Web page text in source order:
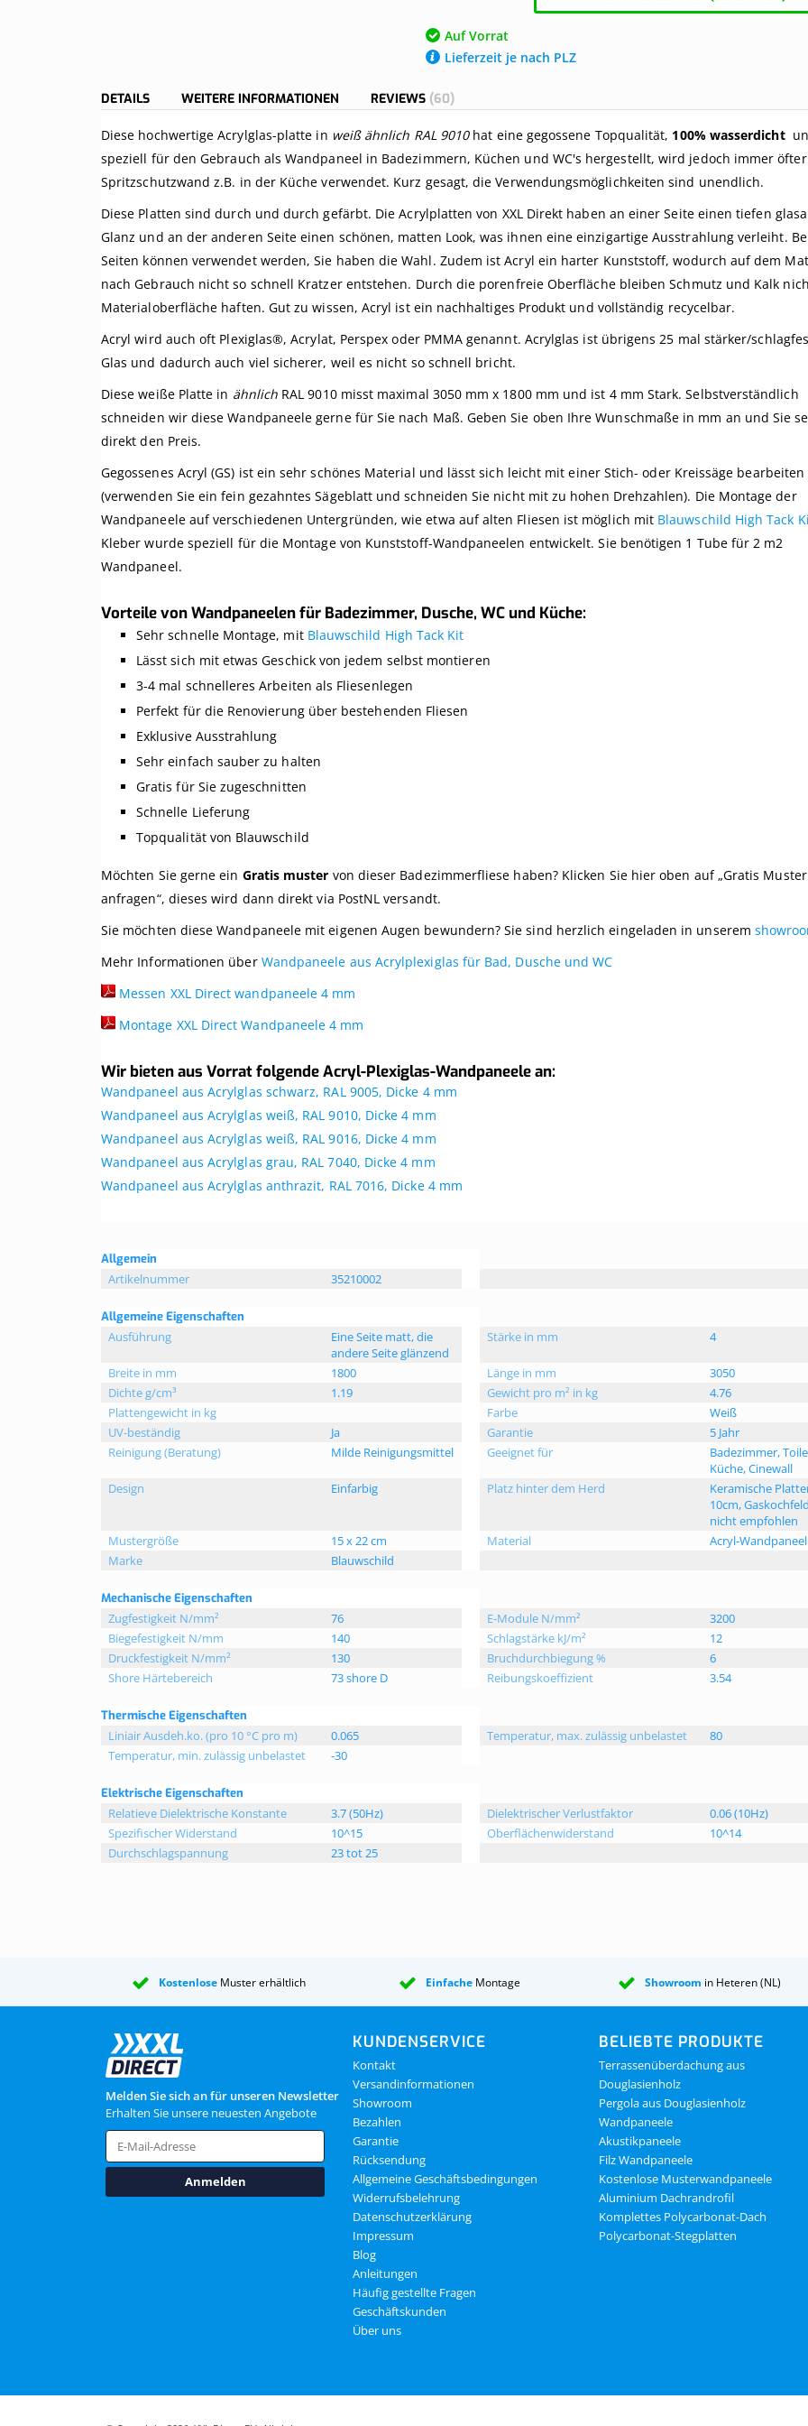
Auf Vorrat
Lieferzeit je nach PLZ
DETAILS WEITERE INFORMATIONEN REVIEWS 60
Diese hochwertige Acrylglas-platte in weiß ähnlich RAL 9010hat eine gegossene Topqualität, 100% wasserdicht
speziell für den Gebrauch als Wandpaneel in Badezimmern, Küchen und WC's hergestellt, wird jedoch immer
Spritzschutzwand z.B. in der Küche verwendet. Kurz gesagt, die Verwendungsmöglichkeiten sind unendlich.
Diese Platten sind durch und durch gefärbt. Die Acrylplatten von XXL Direkt haben an einer Seite einen tiefen
Glanz und an der anderen Seite einen schönen, matten Look, was ihnen eine einzigartige Ausstrahlung verleiht.
Seiten können verwendet werden, Sie haben die Wahl. Zudem ist Acryl ein harter Kunststoff, wodurch auf dem
nach Gebrauch nicht so schnell Kratzer entstehen. Durch die porenfreie Oberfläche bleiben Schmutz und Kalk
Materialoberfläche haften. Gut zu wissen, Acryl ist ein nachhaltiges Produkt und vollständig recycelbar.
Acryl wird auch oft Plexiglas®, Acrylat, Perspex oder PMMA genannt. Acrylglas ist übrigens 25 mal stärker/
Glas und dadurch auch viel sicherer, weil es nicht so schnell bricht.
Diese weiße Platte in ähnlich RAL 9010 misst maximal 3050 mm x 1800 mm und ist 4 mm Stark. Selbstverständlich
schneiden wir diese Wandpaneele gerne für Sie nach Maß. Geben Sie oben Ihre Wunschmaße in mm an und Sie
direkt den Preis.
Gegossenes Acryl (GS) ist ein sehr schönes Material und lässt sich leicht mit einer Stich- oder Kreissäge bearbeiten
(verwenden Sie ein fein gezahntes Sägeblatt und schneiden Sie nicht mit zu hohen Drehzahlen). Die Montage der
Wandpaneele auf verschiedenen Untergründen, wie etwa auf alten Fliesen ist möglich mit Blauwschild High Tack
Kleber wurde speziell für die Montage von Kunststoff-Wandpaneelen entwickelt. Sie benötigen 1 Tube für 2 m2
Wandpaneel.
Vorteile von Wandpaneelen für Badezimmer, Dusche, WC und Küche:
Sehr schnelle Montage, mit Blauwschild High Tack Kit
Lässt sich mit etwas Geschick von jedem selbst montieren
3-4 mal schnelleres Arbeiten als Fliesenlegen
Perfekt für die Renovierung über bestehenden Fliesen
Exklusive Ausstrahlung
Sehr einfach sauber zu halten
Gratis für Sie zugeschnitten
Schnelle Lieferung
Topqualität von Blauwschild
Möchten Sie gerne ein Gratis muster von dieser Badezimmerfliese haben? Klicken Sie hier oben auf „Gratis Muster
anfragen“, dieses wird dann direkt via PostNL versandt.
Sie möchten diese Wandpaneele mit eigenen Augen bewundern? Sie sind herzlich eingeladen in unserem
Mehr Informationen über Wandpaneele aus Acrylplexiglas für Bad, Dusche und WC
Messen XXL Direct wandpaneele 4 mm
Montage XXL Direct Wandpaneele 4 mm
Wir bieten aus Vorrat folgende Acryl-Plexiglas-Wandpaneele an:
Wandpaneel aus Acrylglas schwarz, RAL 9005, Dicke 4 mm
Wandpaneel aus Acrylglas weiß, RAL 9010, Dicke 4 mm
Wandpaneel aus Acrylglas weiß, RAL 9016, Dicke 4 mm
Wandpaneel aus Acrylglas grau, RAL 7040, Dicke 4 mm
Wandpaneel aus Acrylglas anthrazit, RAL 7016, Dicke 4 mm
Weitere
Informationen
Allgemein
Artikelnummer 35210002
Allgemeine Eigenschaften
Ausführung
Eine Seite matt, die
andere Seite glänzend
Stärke in mm 4
Breite in mm 1800 Länge in mm
3050
Dichte g/cm³
1.19 Gewicht pro m² in kg
4.76
Plattengewicht in kg
Farbe
Weiß
UV-beständig
Ja Garantie
5 Jahr
Reinigung (Beratung)
Milde Reinigungsmittel Geeignet für
Badezimmer,
Küche, Cinewall
Design
Einfarbig Platz hinter dem Herd
Keramische
10cm,
nicht empfohlen
Mustergröße
15 x 22 cm Material
Acryl-Wandpaneel
Marke
Blauwschild
Mechanische Eigenschaften
Zugfestigkeit N/mm² 76 E-Module N/mm²
3200
Biegefestigkeit N/mm
140 Schlagstärke kJ/m²
12
Druckfestigkeit N/mm²
130 Bruchdurchbiegung %
6
Shore Härtebereich
73 shore D Reibungskoeffizient 3.54
Thermische Eigenschaften
Liniair Ausdeh.ko. (pro 10 °C pro m) 0.065 Temperatur, max. zulässig unbelastet
80
Temperatur, min. zulässig unbelastet
-30
Elektrische Eigenschaften
Relatieve Dielektrische Konstante 3.7 (50Hz) Dielektrischer Verlustfaktor
0.06 (10Hz)
Spezifischer Widerstand
10^15 Oberflächenwiderstand
10^14
Durchschlagspannung
23 tot 25
Kostenlose Muster erhältlich EinfacheMontage Showroom in Heteren (NL)
Melden Sie sich an für unseren Newsletter
Erhalten Sie unsere neuesten Angebote
Anmelden
KUNDENSERVICE
Kontakt
Versandinformationen
Showroom
Bezahlen
Garantie
Rücksendung
Allgemeine Geschäftsbedingungen
Widerrufsbelehrung
Datenschutzerklärung
Impressum
Blog
Anleitungen
Häufig gestellte Fragen
Geschäftskunden
Über uns
BELIEBTE PRODUKTE
Terrassenüberdachung aus
Douglasienholz
Pergola aus Douglasienholz
Wandpaneele
Akustikpaneele
Filz Wandpaneele
Kostenlose Musterwandpaneele
Aluminium Dachrandrofil
Komplettes Polycarbonat-Dach
Polycarbonat-Stegplatten